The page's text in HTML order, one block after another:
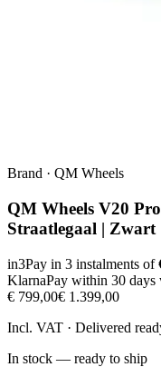
Brand · QM Wheels
QM Wheels V20
Straatlegaal | Zwart
in3Pay in 3 instalments of
KlarnaPay within 30 days
€ 799,00€ 1.399,00
Incl. VAT · Delivered
In stock — ready to ship